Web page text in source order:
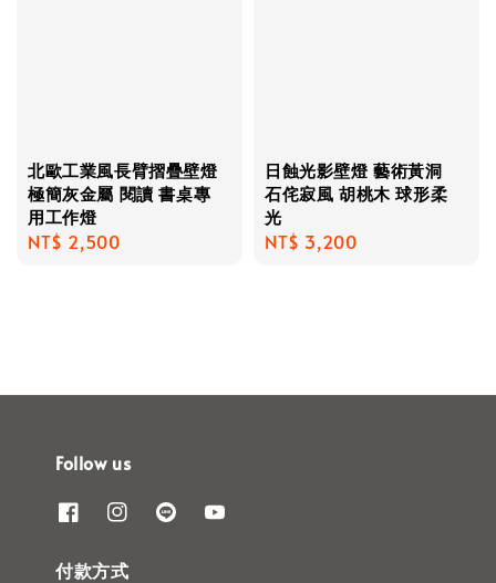
北歐工業風長臂摺疊壁燈
極簡灰金屬 閱讀 書桌專
用工作燈
Regular
NT$ 2,500
日蝕光影壁燈 藝術黃洞
石侘寂風 胡桃木 球形柔
光
Regular
NT$ 3,200
Follow us
付款方式